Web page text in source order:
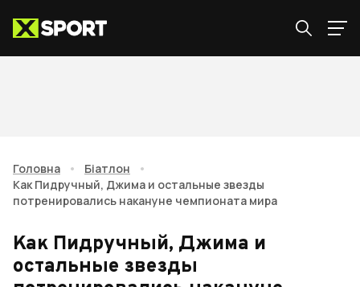
Головна • Біатлон
•
Как Пидручный, Джима и остальные звезды
потренировались накануне чемпионата мира
Как Пидручный, Джима и
остальные звезды